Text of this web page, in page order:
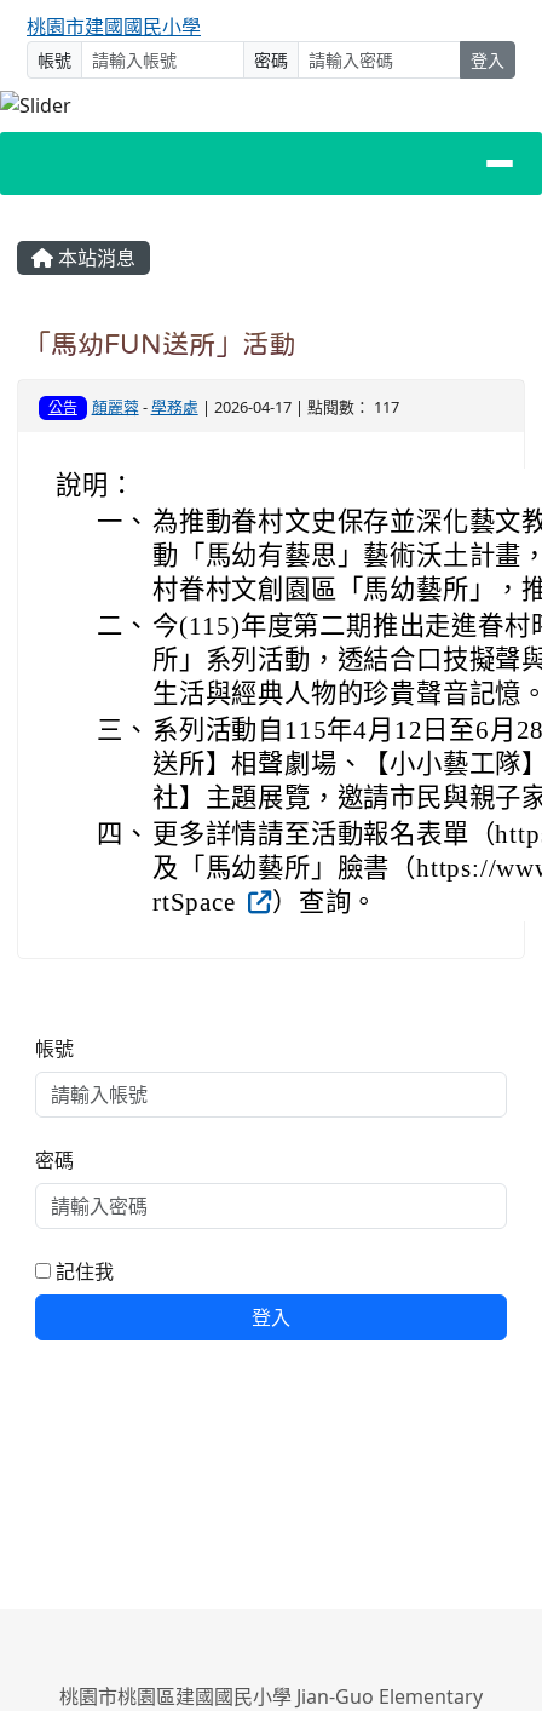
桃園市建國國民小學
帳號 密碼 登入
主內容區域
本站消息
「馬幼FUN送所」活動
公告 顏麗蓉-學務處 | 2026-04-17 | 點閱數： 117
說明：
一、 為推動眷村文史保存並深化藝文
動「馬幼有藝思」藝術沃土計畫
村眷村文創園區「馬幼藝所」，
二、 今(115)年度第二期推出走進眷
所」系列活動，透結合口技擬聲
生活與經典人物的珍貴聲音記憶
三、 系列活動自115年4月12日至6月
送所】相聲劇場、【小小藝工隊
社】主題展覽，邀請市民與親子
四、 更多詳情請至活動報名表單（
及「馬幼藝所」臉書（https://
rtSpace
）查詢。
帳號
密碼
記住我
登入
桃園市桃園區建國國民小學 Jian-Guo Elementary